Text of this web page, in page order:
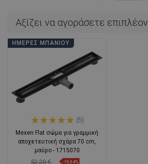
Αξίζει να αγοράσετε επιπλέον
ΗΜΈΡΕΣ ΜΠΆΝΙΟΥ
(5)
Mexen Flat σώμα για γραμμική
αποχετευτική σχάρα 70 cm,
μαύρο - 1715070
52,20 € -19,94%